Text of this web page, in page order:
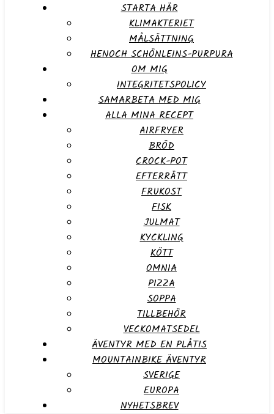
STARTA HÄR
KLIMAKTERIET
MÅLSÄTTNING
HENOCH SCHÖNLEINS-PURPURA
OM MIG
INTEGRITETSPOLICY
SAMARBETA MED MIG
ALLA MINA RECEPT
AIRFRYER
BRÖD
CROCK-POT
EFTERRÄTT
FRUKOST
FISK
JULMAT
KYCKLING
KÖTT
OMNIA
PIZZA
SOPPA
TILLBEHÖR
VECKOMATSEDEL
ÄVENTYR MED EN PLÅTIS
MOUNTAINBIKE ÄVENTYR
SVERIGE
EUROPA
NYHETSBREV